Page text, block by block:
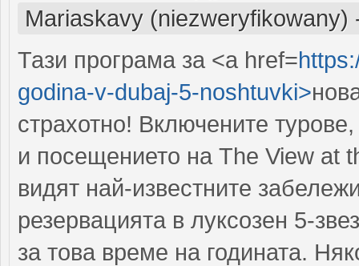
Mariaskavy (niezweryfikowany)
Тази програма за <a href=
godina-v-dubaj-5-noshtuvki>
страхотно! Включените
и посещението на The View at
видят най-известните
резервацията в луксозен 5-
за това време на годината.